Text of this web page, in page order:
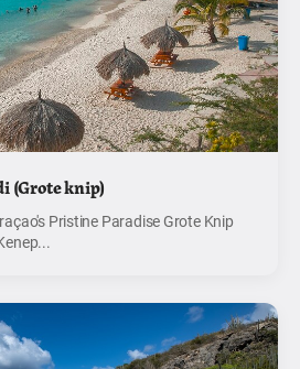
(Grote knip)
Pristine Paradise Grote Knip